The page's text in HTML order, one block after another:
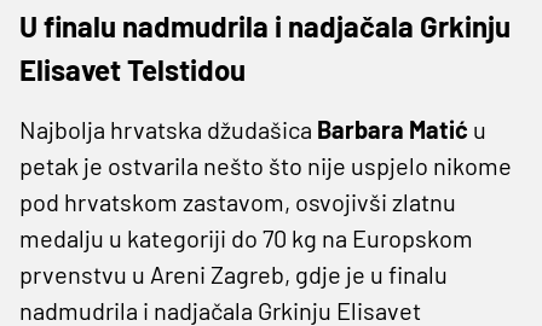
U finalu nadmudrila i nadjačala Grkinju
Elisavet Telstidou
Najbolja hrvatska džudašica Barbara Matić u
petak je ostvarila nešto što nije uspjelo nikome
pod hrvatskom zastavom, osvojivši zlatnu
medalju u kategoriji do 70 kg na Europskom
prvenstvu u Areni Zagreb, gdje je u finalu
nadmudrila i nadjačala Grkinju Elisavet